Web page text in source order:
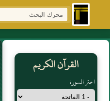
القرآن الكريم
اختر السورة